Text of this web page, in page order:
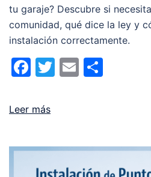
tu garaje? Descubre si
comunidad, qué dice la ley y
instalación correctamente.
Facebook
Twitter
Email
Leer más